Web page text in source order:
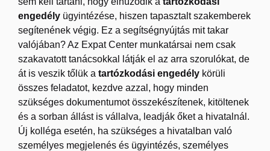
engedély ügyintézése, hiszen tapasztalt szakemberek
segítenének végig. Ez a segítségnyújtás mit takar
valójában? Az Expat Center munkatársai nem csak
szakavatott tanácsokkal látják el az arra szorulókat, de
át is veszik tőlük a tartózkodási engedély körüli
összes feladatot, kezdve azzal, hogy minden
szükséges dokumentumot összekészítenek, kitöltenek
és a sorban állást is vállalva, leadják őket a hivatalnál.
Új kolléga esetén, ha szükséges a hivatalban való
személyes megjelenés és ügyintézés, személyes